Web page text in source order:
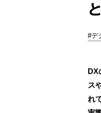
#デ
DX
ス
れ